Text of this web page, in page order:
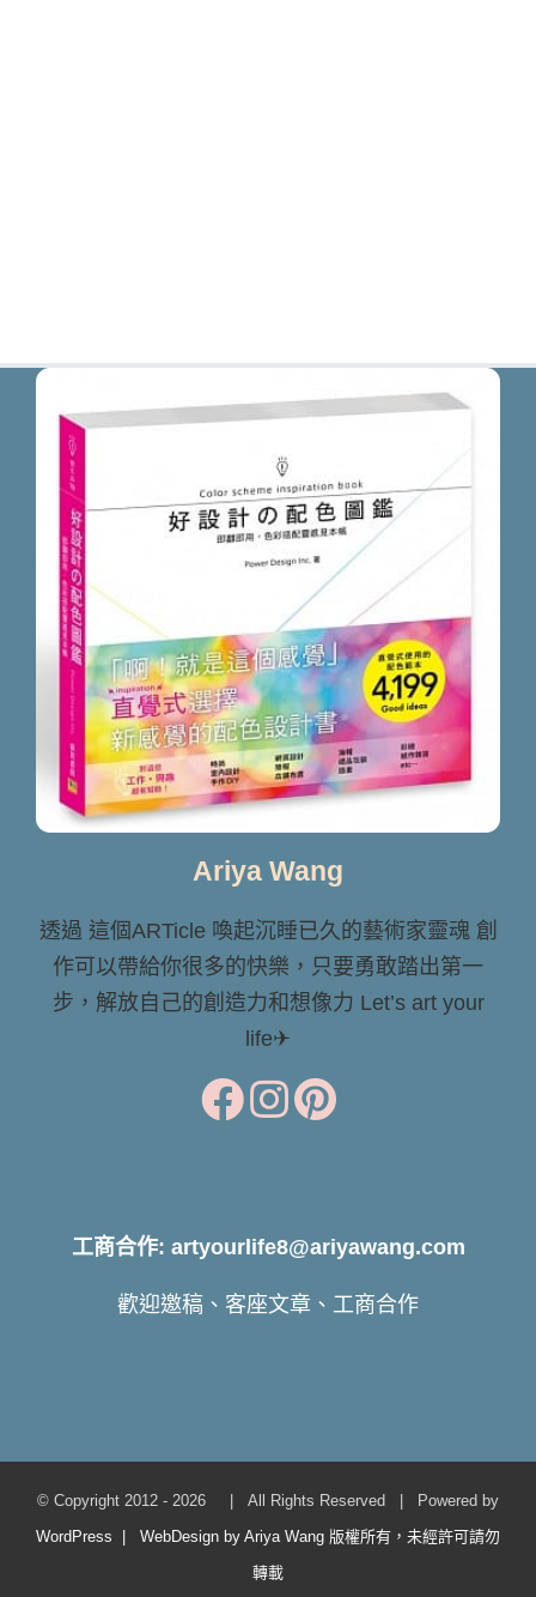
Ariya Wang
透過 這個ARTicle 喚起沉睡已久的藝術家靈魂 創
作可以帶給你很多的快樂，只要勇敢踏出第一
步，解放自己的創造力和想像力 Let’s art your
life✈
工商合作: artyourlife8@ariyawang.com
歡迎邀稿、客座文章、工商合作
© Copyright 2012 - 2026 | All Rights Reserved | Powered by
WordPress | WebDesign by Ariya Wang 版權所有，未經許可請勿
轉載